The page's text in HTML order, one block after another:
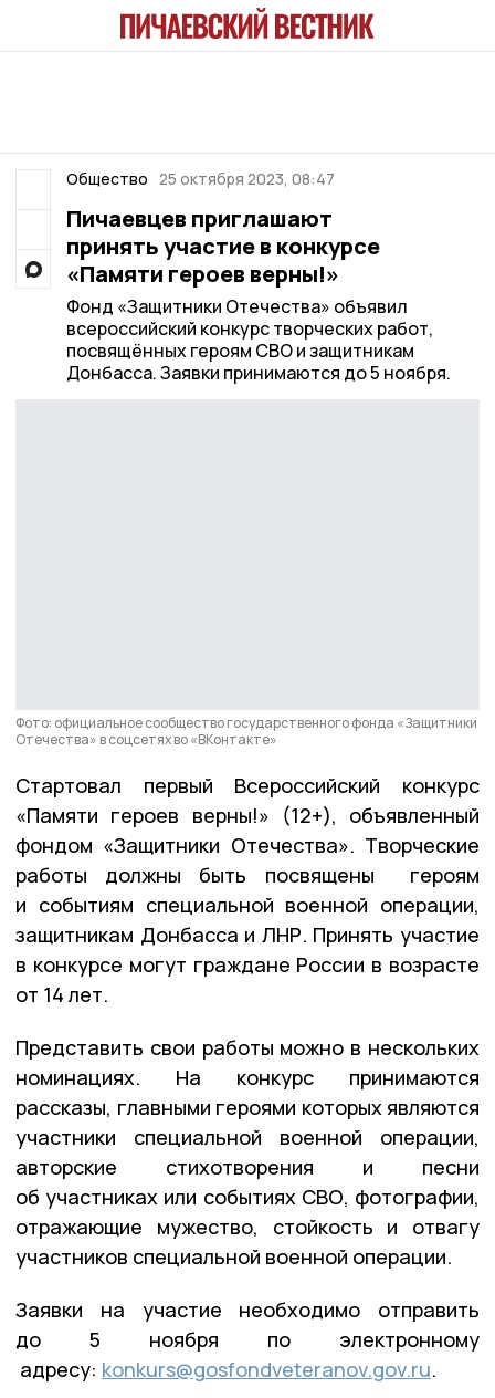
Общество 25 октября 2023, 08:47
Пичаевцев приглашают
принять участие в конкурсе
«Памяти героев верны!»
Фонд «Защитники Отечества» объявил
всероссийский конкурс творческих работ,
посвящённых героям СВО и защитникам
Донбасса. Заявки принимаются до 5 ноября.
Фото: официальное сообщество государственного фонда «Защитники
Отечества» в соцсетях во «ВКонтакте»
Стартовал первый Всероссийский конкурс
«Памяти героев верны!» (12+), объявленный
фондом «Защитники Отечества». Творческие
работы должны быть посвящены героям
и событиям специальной военной операции,
защитникам Донбасса и ЛНР. Принять участие
в конкурсе могут граждане России в возрасте
от 14 лет.
Представить свои работы можно в нескольких
номинациях. На конкурс принимаются
рассказы, главными героями которых являются
участники специальной военной операции,
авторские стихотворения и песни
об участниках или событиях СВО, фотографии,
отражающие мужество, стойкость и отвагу
участников специальной военной операции.
Заявки на участие необходимо отправить
до 5 ноября по электронному
адресу: konkurs@gosfondveteranov.gov.ru.